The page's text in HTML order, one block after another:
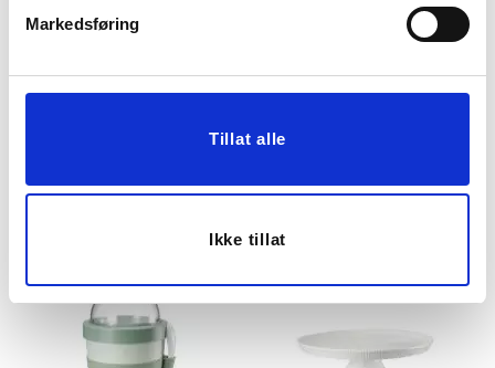
Markedsføring
Tillat alle
Ikke tillat